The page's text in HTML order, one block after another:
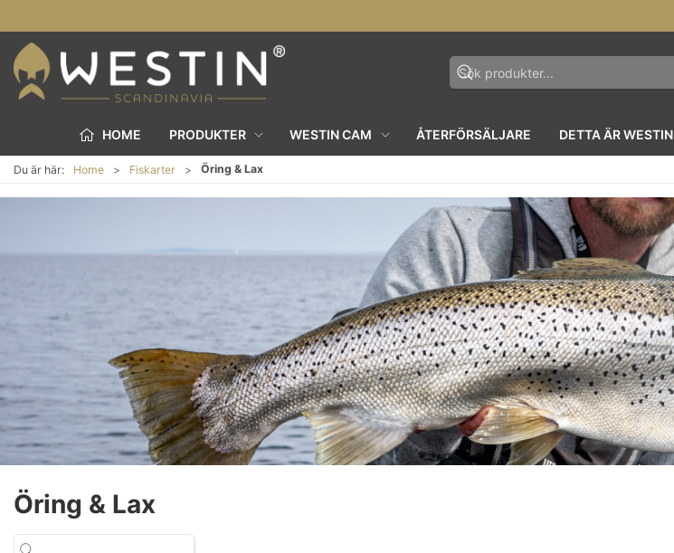
HOME PRODUKTER WESTIN CAM ÅTERFÖRSÄLJARE DETTA ÄR WESTIN
Du är här: Home Fiskarter Öring & Lax
Öring & Lax